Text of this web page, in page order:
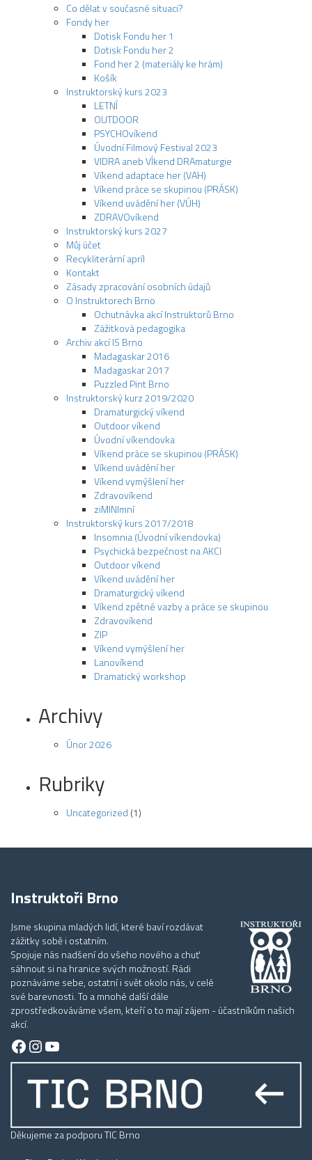
Co dělat v současné situaci?
Fondy her
Dotisk Fondu her 1
Dotisk Fondu her 2
Fond her 2 (materiály ke hrám)
Košík
Instruktorský kurs 2023
LETNÍ
OUTDOOR
PSYCHOvíkend
Úvodní Filmový Festival 2023
VIDRA aneb VÍkend DRAmaturgie
Víkend adaptace her (VAH)
Víkend práce se skupinou (PRÁSK)
Víkend uvádění her (VÚH)
ZDRAVOvíkend
Instruktorský kurs 2027
Můj účet
Recykliterární apríl
Kontakt
Zásady zpracování osobních údajů
O Instruktorech Brno
Ochutnávka akcí Instruktorů Brno
Zážitková pedagogika
Archiv akcí IS Brno
Madagaskar 2016
Madagaskar 2017
Puzzled Pint Brno
Instruktorský kurz 2019/2020
Dramaturgický víkend
Outdoor víkend
Úvodní víkendovka
Víkend práce se skupinou (PRÁSK)
Víkend uvádění her
Víkend vymýšlení her
Zdravovíkend
ziMINImní
Instruktorský kurs 2017/2018
Insomnia (Úvodní víkendovka)
Psychická bezpečnost na AKCI
Outdoor víkend
Víkend uvádění her
Dramaturgický víkend
Víkend zpětné vazby a práce se skupinou
Zdravovíkend
ZIP
Víkend vymýšlení her
Lanovíkend
Dramatický workshop
Archivy
Únor 2026
Rubriky
Uncategorized (1)
Instruktoři Brno
Jsme skupina mladých lidí, které baví rozdávat
zážitky sobě i ostatním.
Spojuje nás nadšení do všeho nového a chuť
sáhnout si na hranice svých možností. Rádi
poznáváme sebe, ostatní i svět okolo nás, v celé
své barevnosti. To a mnohé další dále
zprostředkováváme všem, kteří o to mají zájem - účastníkům našich
akcí.
Facebook
Instagram
YouTube
Děkujeme za podporu TIC Brno